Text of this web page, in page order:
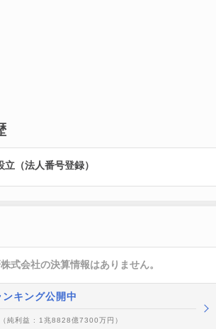
立（法人番号登録）
式会社の決算情報はありません。
キング公開中
（純利益 : 1兆8828億7300万円）